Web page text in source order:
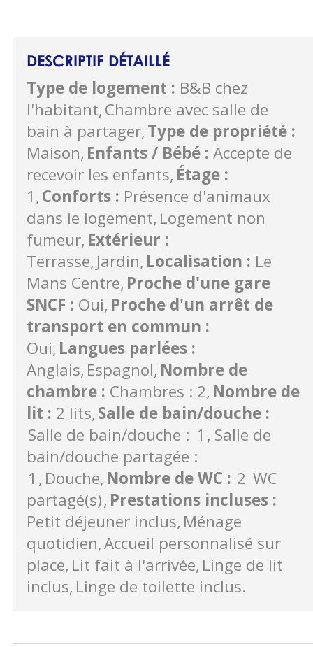
DESCRIPTIF DÉTAILLÉ
Type de logement : B&B chez
l'habitant Chambre avec salle de
bain à partager Type de propriété :
Maison Enfants / Bébé : Accepte de
recevoir les enfants Étage :
1 Conforts : Présence d'animaux
dans le logement Logement non
fumeur Extérieur :
Terrasse Jardin Localisation : Le
Mans Centre Proche d'une gare
SNCF : Oui Proche d'un arrêt de
transport en commun :
Oui Langues parlées :
Anglais Espagnol Nombre de
chambre : Chambres : 2 Nombre de
lit : 2 lits Salle de bain/douche :
Salle de bain/douche : 1
Salle de
bain/douche partagée :
1 Douche Nombre de WC : 2 WC
partagé(s) Prestations incluses :
Petit déjeuner inclus Ménage
quotidien Accueil personnalisé sur
place Lit fait à l'arrivée Linge de lit
inclus Linge de toilette inclus